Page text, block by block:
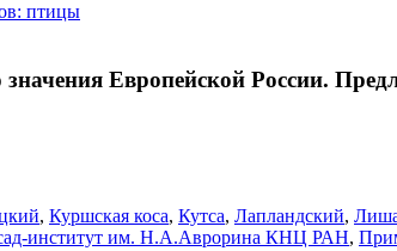
птицы
Европейской России.
, Куршская коса, Кутса, Лапландский,
институт им. Н.А.Аврорина КНЦ РАН,